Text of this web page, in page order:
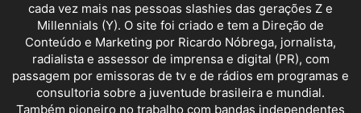
cada vez mais nas pessoas slashies das gerações Z e
Millennials (Y). O site foi criado e tem a Direção de
Conteúdo e Marketing por Ricardo Nóbrega, jornalista,
radialista e assessor de imprensa e digital (PR), com
passagem por emissoras de tv e de rádios em programas e
consultoria sobre a juventude brasileira e mundial.
Também pioneiro no trabalho com bandas independentes